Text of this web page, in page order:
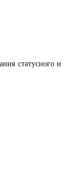
статусного и